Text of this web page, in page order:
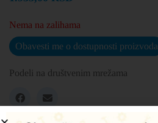
Nema na zalihama
Obavesti me o dostupnosti proizvoda
Podeli na društvenim mrežama